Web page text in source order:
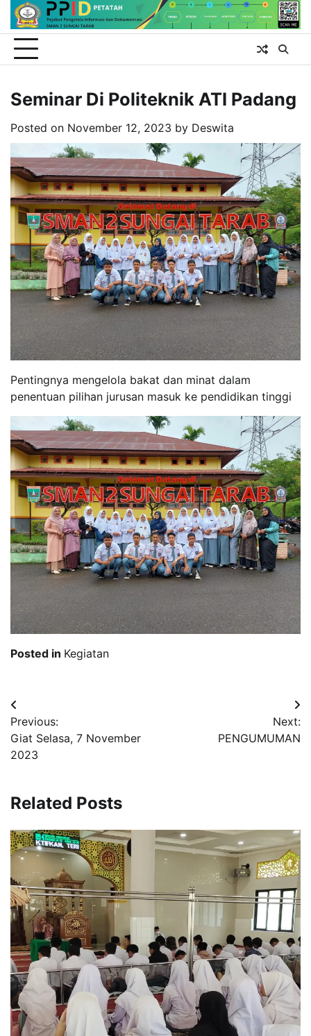
Skip
content
Seminar Di Politeknik ATI Padang
Posted on November 12, 2023 by Deswita
Pentingnya mengelola bakat dan minat dalam
penentuan pilihan jurusan masuk ke pendidikan tinggi
Posted in Kegiatan
Post
navigation
Previous:
Giat Selasa, 7 November
2023
Next:
PENGUMUMAN
Related Posts